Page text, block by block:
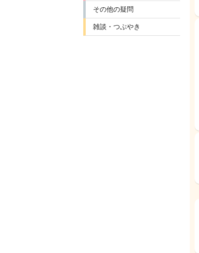
その他の疑問
雑談・つぶやき